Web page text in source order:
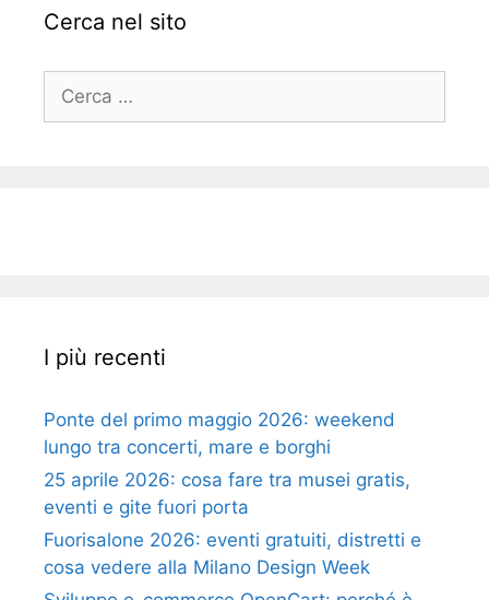
Cerca nel sito
Ricerca
I più recenti
Ponte del primo maggio 2026: weekend
lungo tra concerti, mare e borghi
25 aprile 2026: cosa fare tra musei gratis,
eventi e gite fuori porta
Fuorisalone 2026: eventi gratuiti, distretti e
cosa vedere alla Milano Design Week